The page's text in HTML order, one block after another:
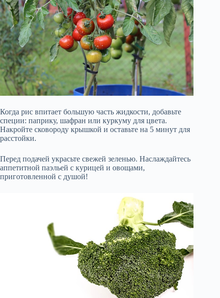
Когда рис впитает большую часть жидкости, добавьте
специи: паприку, шафран или куркуму для цвета.
Накройте сковороду крышкой и оставьте на 5 минут для
расстойки.
Перед подачей украсьте свежей зеленью. Наслаждайтесь
аппетитной паэльей с курицей и овощами,
приготовленной с душой!